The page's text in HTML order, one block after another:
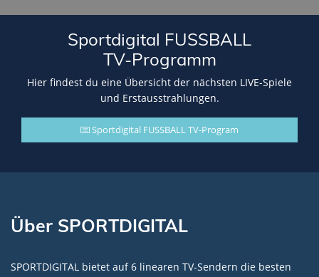
Sportdigital FUSSBALL
TV-Programm
Hier findest du eine Übersicht der nächsten LIVE-Spiele
und Erstausstrahlungen.
Sportdigital FUSSBALL TV-Program
Über SPORTDIGITAL
SPORTDIGITAL bietet auf 6 linearen TV-Sendern die besten